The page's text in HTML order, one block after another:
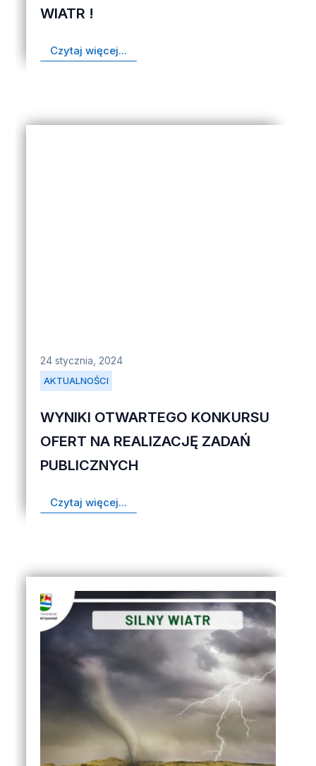
WIATR !
Czytaj więcej...
AKTUALNOŚCI
24 stycznia, 2024
WYNIKI OTWARTEGO KONKURSU
OFERT NA REALIZACJĘ ZADAŃ
PUBLICZNYCH
Czytaj więcej...